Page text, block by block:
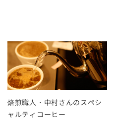
焙煎職人・中村さんのスペシ
ャルティコーヒー